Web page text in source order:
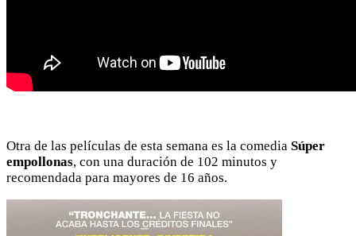
Otra de las películas de esta semana es la comedia Súper
empollonas, con una duración de 102 minutos y
recomendada para mayores de 16 años.